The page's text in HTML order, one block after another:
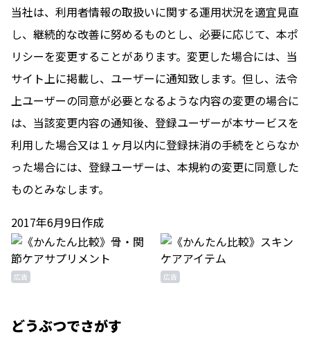
当社は、利用者情報の取扱いに関する運用状況を適宜見直
し、継続的な改善に努めるものとし、必要に応じて、本ポ
リシーを変更することがあります。変更した場合には、当
サイト上に掲載し、ユーザーに通知致します。但し、法令
上ユーザーの同意が必要となるような内容の変更の場合に
は、当該変更内容の通知後、登録ユーザーが本サービスを
利用した場合又は１ヶ月以内に登録抹消の手続をとらなか
った場合には、登録ユーザーは、本規約の変更に同意した
ものとみなします。
2017年6月9日作成
広告 広告
どうぶつでさがす